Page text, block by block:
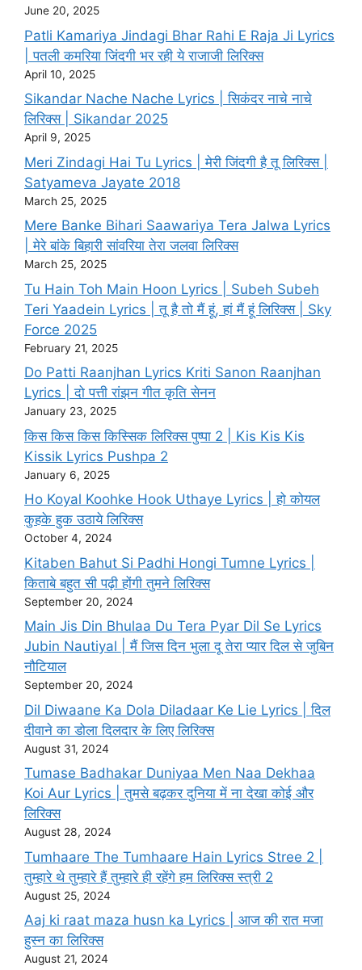
June 20, 2025
Patli Kamariya Jindagi Bhar Rahi E Raja Ji Lyrics
| पतली कमरिया जिंदगी भर रही ये राजाजी लिरिक्स
April 10, 2025
Sikandar Nache Nache Lyrics | सिकंदर नाचे नाचे
लिरिक्स | Sikandar 2025
April 9, 2025
Meri Zindagi Hai Tu Lyrics | मेरी जिंदगी है तू लिरिक्स |
Satyameva Jayate 2018
March 25, 2025
Mere Banke Bihari Saawariya Tera Jalwa Lyrics
| मेरे बांके बिहारी सांवरिया तेरा जलवा लिरिक्स
March 25, 2025
Tu Hain Toh Main Hoon Lyrics | Subeh Subeh
Teri Yaadein Lyrics | तू है तो मैं हूं, हां मैं हूं लिरिक्स | Sky
Force 2025
February 21, 2025
Do Patti Raanjhan Lyrics Kriti Sanon Raanjhan
Lyrics | दो पत्ती रांझन गीत कृति सेनन
January 23, 2025
किस किस किस किस्सिक लिरिक्स पुष्पा 2 | Kis Kis Kis
Kissik Lyrics Pushpa 2
January 6, 2025
Ho Koyal Koohke Hook Uthaye Lyrics | हो कोयल
कुहके हुक उठाये लिरिक्स
October 4, 2024
Kitaben Bahut Si Padhi Hongi Tumne Lyrics |
किताबे बहुत सी पढ़ी होंगी तुमने लिरिक्स
September 20, 2024
Main Jis Din Bhulaa Du Tera Pyar Dil Se Lyrics
Jubin Nautiyal | मैं जिस दिन भुला दू तेरा प्यार दिल से जुबिन
नौटियाल
September 20, 2024
Dil Diwaane Ka Dola Diladaar Ke Lie Lyrics | दिल
दीवाने का डोला दिलदार के लिए लिरिक्स
August 31, 2024
Tumase Badhakar Duniyaa Men Naa Dekhaa
Koi Aur Lyrics | तुमसे बढ़कर दुनिया में ना देखा कोई और
लिरिक्स
August 28, 2024
Tumhaare The Tumhaare Hain Lyrics Stree 2 |
तुम्हारे थे तुम्हारे हैं तुम्हारे ही रहेंगे हम लिरिक्स स्त्री 2
August 25, 2024
Aaj ki raat maza husn ka Lyrics | आज की रात मजा
हुस्न का लिरिक्स
August 21, 2024